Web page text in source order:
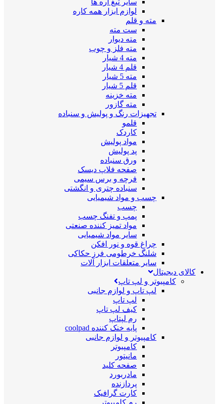
سایر تیغ اره ها
لوازم ابزار همه کاره
مته و قلم
ست مته
مته دیوار
مته فلز و چوب
مته 4 شیار
قلم 4 شیار
مته 5 شیار
قلم 5 شیار
مته خزینه
مته گازور
تجهیزات رنگ و پولیش و سنباده
قلمو
کاردک
مواد پولیش
پد پولیش
ورق سنباده
صفحه فلاپ دیسک
فرچه و برس سیمی
سنباده چتری و انگشتی
چسب و مواد شیمیایی
چسب
پمپ و تفنگ چسب
مواد تمیز کننده صنعتی
سایر مواد شیمیایی
چراغ قوه و نور افکن
شلنگ خرطومی فرز حکاکی
سایر متعلقات ابزار آلات
کالای دیجیتال
کامپیوتر و لپ تاپ
لپ تاپ و لوازم جانبی
لپ تاپ
کیف لپ تاپ
رم لپتاپ
پایه خنک کننده coolpad
کامپیوتر و لوازم جانبی
کامپیوتر
مانیتور
صفحه کلید
مادربورد
پردازنده
کارت گرافیک